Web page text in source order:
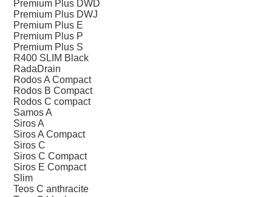
Premium Plus DWD
Premium Plus DWJ
Premium Plus E
Premium Plus P
Premium Plus S
R400 SLIM Black
RadаDrain
Rodos A Compact
Rodos B Compact
Rodos C compact
Samos A
Siros A
Siros A Compact
Siros C
Siros C Compact
Siros E Compact
Slim
Teos C anthracite